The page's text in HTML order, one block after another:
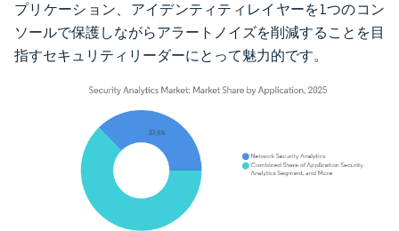
プリケーション、アイデンティティレイヤーを1つのコン
ソールで保護しながらアラートノイズを削減することを目
指すセキュリティリーダーにとって魅力的です。